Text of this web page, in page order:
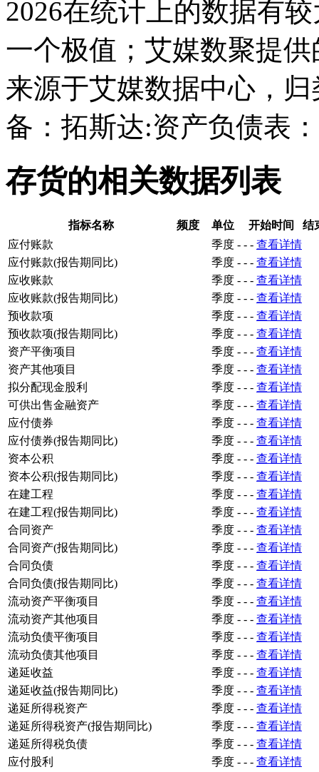
2026在统计上的数据有
一个极值；艾媒数聚提
来源于艾媒数据中心，
备：拓斯达:资产负债表
存货的相关数据列表
指标名称 频度 单位 开始时间
结
应付账款
季度 - - - 查看详情
应付账款(报告期同比)
季度 - - - 查看详情
应收账款
季度 - - - 查看详情
应收账款(报告期同比)
季度 - - - 查看详情
预收款项
季度 - - - 查看详情
预收款项(报告期同比)
季度 - - - 查看详情
资产平衡项目
季度 - - - 查看详情
资产其他项目
季度 - - - 查看详情
拟分配现金股利
季度 - - - 查看详情
可供出售金融资产
季度 - - - 查看详情
应付债券
季度 - - - 查看详情
应付债券(报告期同比)
季度 - - - 查看详情
资本公积
季度 - - - 查看详情
资本公积(报告期同比)
季度 - - - 查看详情
在建工程
季度 - - - 查看详情
在建工程(报告期同比)
季度 - - - 查看详情
合同资产
季度 - - - 查看详情
合同资产(报告期同比)
季度 - - - 查看详情
合同负债
季度 - - - 查看详情
合同负债(报告期同比)
季度 - - - 查看详情
流动资产平衡项目
季度 - - - 查看详情
流动资产其他项目
季度 - - - 查看详情
流动负债平衡项目
季度 - - - 查看详情
流动负债其他项目
季度 - - - 查看详情
递延收益
季度 - - - 查看详情
递延收益(报告期同比)
季度 - - - 查看详情
递延所得税资产
季度 - - - 查看详情
递延所得税资产(报告期同比)
季度 - - - 查看详情
递延所得税负债
季度 - - - 查看详情
应付股利
季度 - - - 查看详情